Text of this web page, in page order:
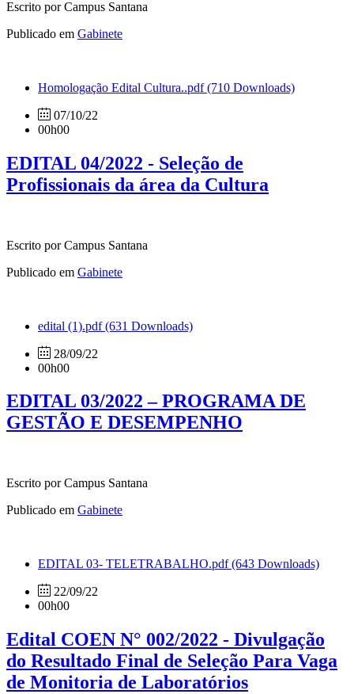
Escrito por Campus Santana
Publicado em Gabinete
Homologação Edital Cultura..pdf(710 Downloads)
07/10/22
00h00
EDITAL 04/2022 - Seleção de
Profissionais da área da Cultura
Escrito por Campus Santana
Publicado em Gabinete
edital (1).pdf(631 Downloads)
28/09/22
00h00
EDITAL 03/2022 – PROGRAMA DE
GESTÃO E DESEMPENHO
Escrito por Campus Santana
Publicado em Gabinete
EDITAL 03- TELETRABALHO.pdf(643 Downloads)
22/09/22
00h00
Edital COEN N° 002/2022 - Divulgação
do Resultado Final de Seleção Para Vaga
de Monitoria de Laboratórios